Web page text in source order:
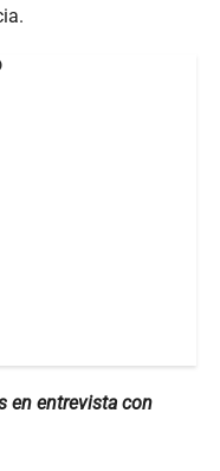
en entrevista con